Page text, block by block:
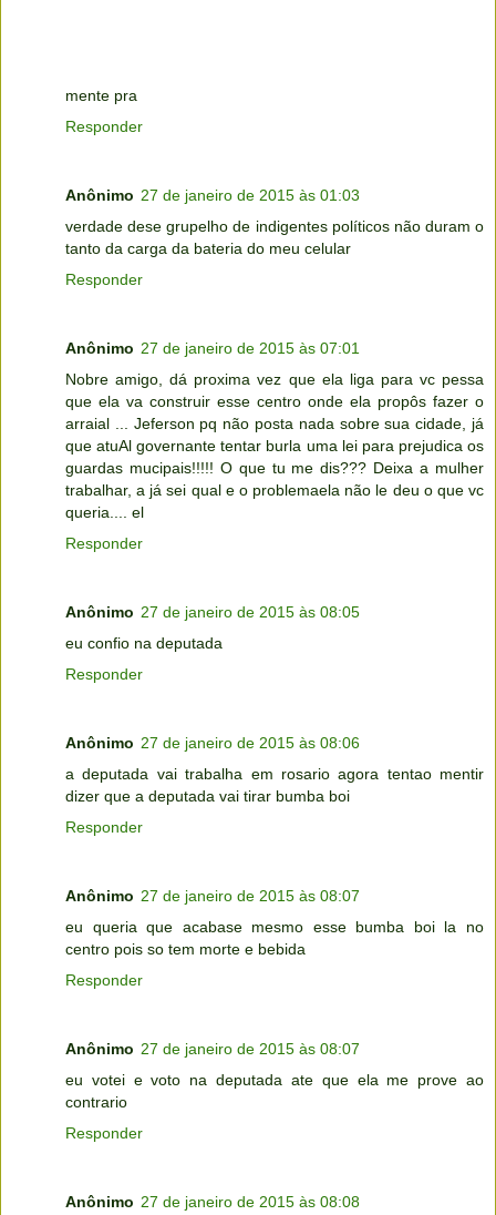
mente pra
Responder
Anônimo 27 de janeiro de 2015 às 01:03
verdade dese grupelho de indigentes políticos não duram o
tanto da carga da bateria do meu celular
Responder
Anônimo 27 de janeiro de 2015 às 07:01
Nobre amigo, dá proxima vez que ela liga para vc pessa
que ela va construir esse centro onde ela propôs fazer o
arraial ... Jeferson pq não posta nada sobre sua cidade, já
que atuAl governante tentar burla uma lei para prejudica os
guardas mucipais!!!!! O que tu me dis??? Deixa a mulher
trabalhar, a já sei qual e o problemaela não le deu o que vc
queria.... el
Responder
Anônimo 27 de janeiro de 2015 às 08:05
eu confio na deputada
Responder
Anônimo 27 de janeiro de 2015 às 08:06
a deputada vai trabalha em rosario agora tentao mentir
dizer que a deputada vai tirar bumba boi
Responder
Anônimo 27 de janeiro de 2015 às 08:07
eu queria que acabase mesmo esse bumba boi la no
centro pois so tem morte e bebida
Responder
Anônimo 27 de janeiro de 2015 às 08:07
eu votei e voto na deputada ate que ela me prove ao
contrario
Responder
Anônimo 27 de janeiro de 2015 às 08:08